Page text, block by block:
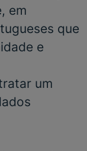
em
que
e
um